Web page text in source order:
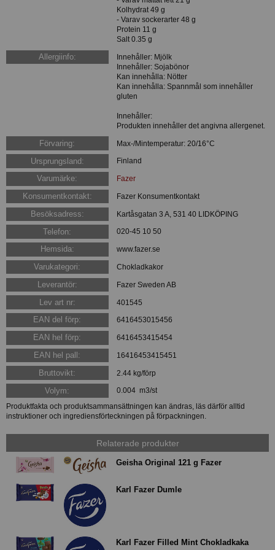
Kolhydrat 49 g
- Varav sockerarter 48 g
Protein 11 g
Salt 0.35 g
Allergiinfo:
Innehåller: Mjölk
Innehåller: Sojabönor
Kan innehålla: Nötter
Kan innehålla: Spannmål som innehåller
gluten
Innehåller:
Produkten innehåller det angivna allergenet.
Förvaring: Max-/Mintemperatur: 20/16°C
Ursprungsland: Finland
Varumärke: Fazer
Konsumentkontakt: Fazer Konsumentkontakt
Besöksadress: Kartåsgatan 3 A, 531 40 LIDKÖPING
Telefon: 020-45 10 50
Hemsida: www.fazer.se
Varukategori: Chokladkakor
Leverantör: Fazer Sweden AB
Lev art nr: 401545
EAN del förp: 6416453015456
EAN hel förp: 6416453415454
EAN hel pall: 16416453415451
Bruttovikt: 2.44 kg/förp
Volym:
0.004 m3/st
Produktfakta och produktsammansättningen kan ändras, läs därför alltid
instruktioner och ingrediensförteckningen på förpackningen.
Relaterade produkter
Geisha Original 121 g Fazer
Karl Fazer Dumle
Karl Fazer Filled Mint Chokladkaka